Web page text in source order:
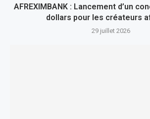
AFREXIMBANK : Lancement d’un
dollars pour les créateurs
29 juillet 2026